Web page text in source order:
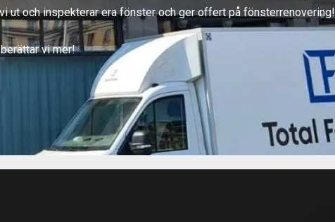
ut och inspekterar era fönster och ger offert på fönsterrenovering!
vi mer!